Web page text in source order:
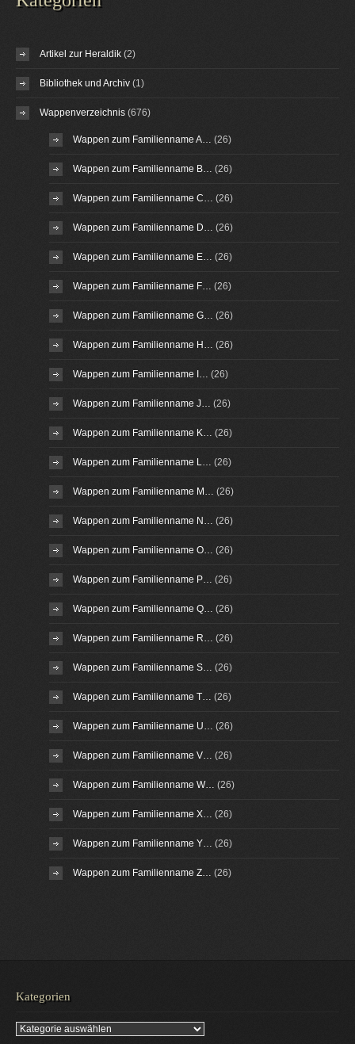
Artikel zur Heraldik (2)
Bibliothek und Archiv (1)
Wappenverzeichnis (676)
Wappen zum Familienname A… (26)
Wappen zum Familienname B… (26)
Wappen zum Familienname C… (26)
Wappen zum Familienname D… (26)
Wappen zum Familienname E… (26)
Wappen zum Familienname F… (26)
Wappen zum Familienname G… (26)
Wappen zum Familienname H… (26)
Wappen zum Familienname I… (26)
Wappen zum Familienname J… (26)
Wappen zum Familienname K… (26)
Wappen zum Familienname L… (26)
Wappen zum Familienname M… (26)
Wappen zum Familienname N… (26)
Wappen zum Familienname O… (26)
Wappen zum Familienname P… (26)
Wappen zum Familienname Q… (26)
Wappen zum Familienname R… (26)
Wappen zum Familienname S… (26)
Wappen zum Familienname T… (26)
Wappen zum Familienname U… (26)
Wappen zum Familienname V… (26)
Wappen zum Familienname W… (26)
Wappen zum Familienname X… (26)
Wappen zum Familienname Y… (26)
Wappen zum Familienname Z… (26)
Kategorien
Kategorien